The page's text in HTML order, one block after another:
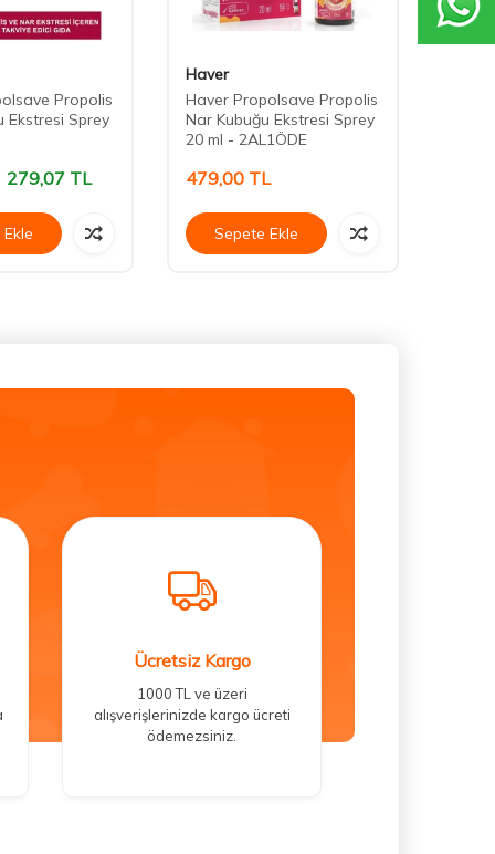
Propolis
Ekstresi Sprey
279,07 TL
Haver
Haver Propolsave Propolis
Nar Kubuğu Ekstresi Sprey
20 ml - 2AL1ÖDE
479,00 TL
Sepete Ekle
Ücretsiz Kargo
1000 TL ve üzeri
alışverişlerinizde kargo ücreti
ödemezsiniz.